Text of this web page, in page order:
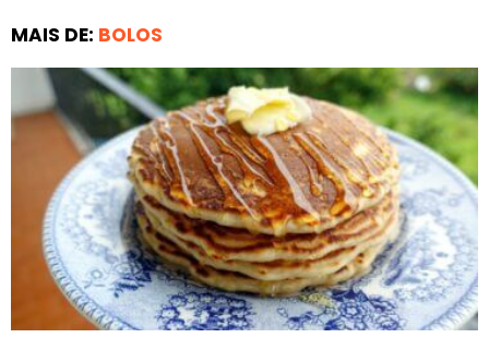
MAIS DE: BOLOS